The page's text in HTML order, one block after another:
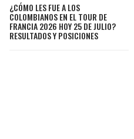
¿CÓMO LES FUE A LOS
COLOMBIANOS EN EL TOUR DE
FRANCIA 2026 HOY 25 DE JULIO?
RESULTADOS Y POSICIONES